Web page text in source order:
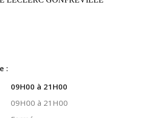
:
09H00 à 21H00
09H00 à 21H00